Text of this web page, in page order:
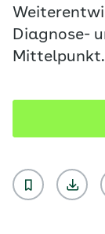
Diagnose-
Mittelpunkt.